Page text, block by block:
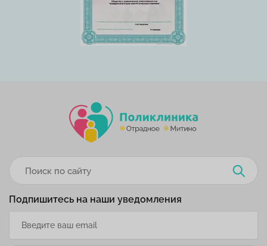
Подпишитесь на наши уведомления